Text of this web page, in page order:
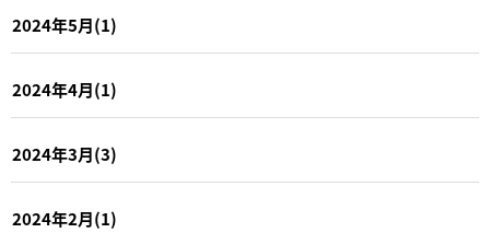
2024年5月(1)
2024年4月(1)
2024年3月(3)
2024年2月(1)